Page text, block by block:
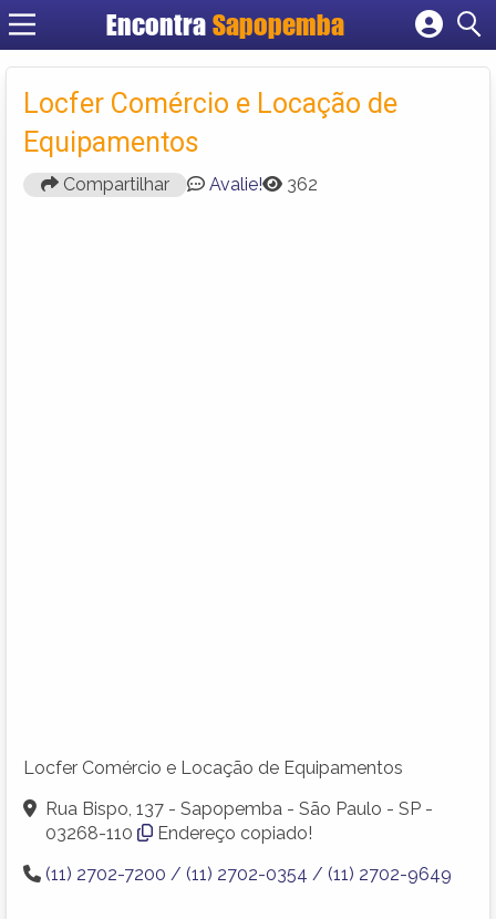
Encontra Sapopemba
Cadastrar empresa
Criar conta
Locfer Comércio e Locação de
Equipamentos
Compartilhar Avalie! 362
Locfer Comércio e Locação de Equipamentos
Rua Bispo, 137 - Sapopemba - São Paulo - SP -
03268-110
Endereço copiado!
(11) 2702-7200 / (11) 2702-0354 / (11) 2702-9649